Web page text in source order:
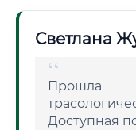
Светлана
Прошла
Доступная